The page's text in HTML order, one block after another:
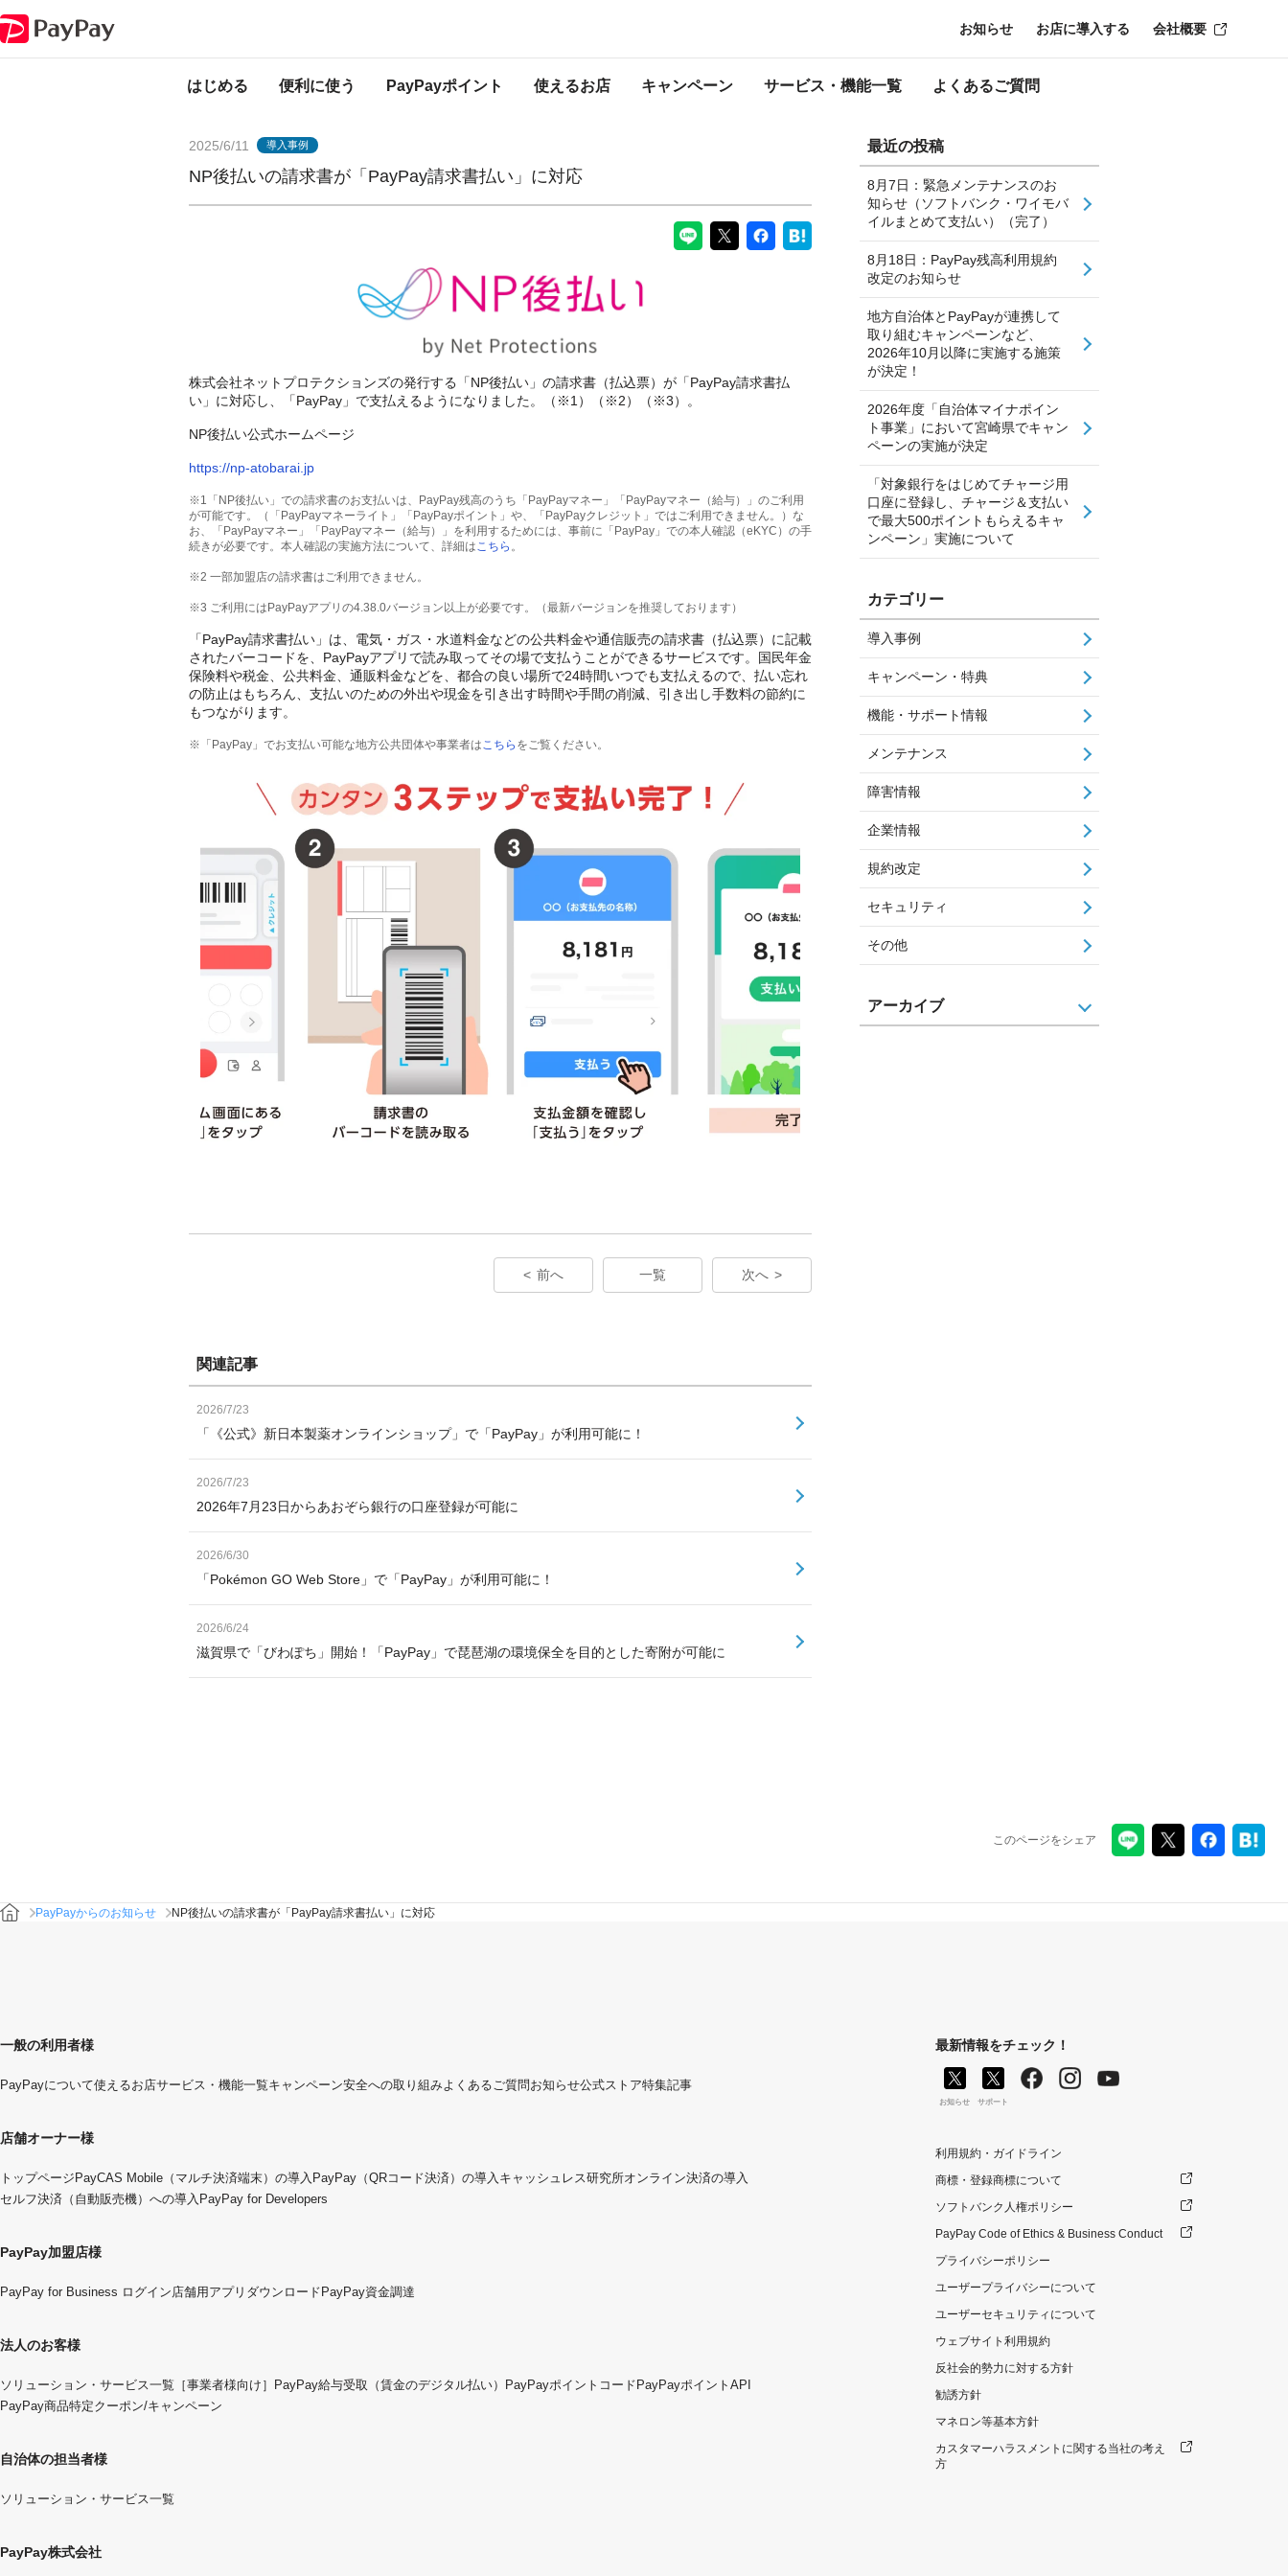
はじめる 便利に使う PayPayポイント 使えるお店 キャンペーン サービス・機能一覧 よくあるご質問
お知らせ お店に導入する 会社概要
PayPayからのお知らせ
2025/6/11 導入事例
NP後払いの請求書が「PayPay請求書払い」に対応
株式会社ネットプロテクションズの発行する「NP後払い」の請求書（払込票）が「PayPay請求書払
い」に対応し、「PayPay」で支払えるようになりました。（※1）（※2）（※3）。
NP後払い公式ホームページ
https://np-atobarai.jp
※1「NP後払い」での請求書のお支払いは、PayPay残高のうち「PayPayマネー」「PayPayマネー（給与）」のご利用
が可能です。（「PayPayマネーライト」「PayPayポイント」や、「PayPayクレジット」ではご利用できません。）な
お、「PayPayマネー」「PayPayマネー（給与）」を利用するためには、事前に「PayPay」での本人確認（eKYC）の手
続きが必要です。本人確認の実施方法について、詳細は こちら 。
※2 一部加盟店の請求書はご利用できません。
※3 ご利用にはPayPayアプリの4.38.0バージョン以上が必要です。（最新バージョンを推奨しております）
「PayPay請求書払い」は、電気・ガス・水道料金などの公共料金や通信販売の請求書（払込票）に記載
されたバーコードを、PayPayアプリで読み取ってその場で支払うことができるサービスです。国民年金
保険料や税金、公共料金、通販料金などを、都合の良い場所で24時間いつでも支払えるので、払い忘れ
の防止はもちろん、支払いのための外出や現金を引き出す時間や手間の削減、引き出し手数料の節約に
もつながります。
※「PayPay」でお支払い可能な地方公共団体や事業者は こちら をご覧ください。
前へ 一覧 次へ
関連記事
2026/7/23
「《公式》新日本製薬オンラインショップ」で「PayPay」が利用可能に！
2026/7/23
2026年7月23日からあおぞら銀行の口座登録が可能に
2026/6/30
「Pokémon GO Web Store」で「PayPay」が利用可能に！
2026/6/24
滋賀県で「びわぽち」開始！「PayPay」で琵琶湖の環境保全を目的とした寄附が可能に
最近の投稿
8月7日：緊急メンテナンスのお
知らせ（ソフトバンク・ワイモバ
イルまとめて支払い）（完了）
8月18日：PayPay残高利用規約
改定のお知らせ
地方自治体とPayPayが連携して
取り組むキャンペーンなど、
2026年10月以降に実施する施策
が決定！
2026年度「自治体マイナポイン
ト事業」において宮崎県でキャン
ペーンの実施が決定
「対象銀行をはじめてチャージ用
口座に登録し、チャージ＆支払い
で最大500ポイントもらえるキャ
ンペーン」実施について
カテゴリー
導入事例
キャンペーン・特典
機能・サポート情報
メンテナンス
障害情報
企業情報
規約改定
セキュリティ
その他
アーカイブ
このページをシェア
PayPayからのお知らせ NP後払いの請求書が「PayPay請求書払い」に対応
一般の利用者様
PayPayについて使えるお店サービス・機能一覧キャンペーン安全への取り組みよくあるご質問お知らせ公式ストア特集記事
店舗オーナー様
トップページ PayCAS Mobile（マルチ決済端末）の導入 PayPay（QRコード決済）の導入 キャッシュレス研究所オンライン決済の導入
セルフ決済（自動販売機）への導入 PayPay for Developers
PayPay加盟店様
PayPay for Business ログイン店舗用アプリダウンロード PayPay資金調達
法人のお客様
ソリューション・サービス一覧 ［事業者様向け］PayPay給与受取（賃金のデジタル払い） PayPayポイントコード PayPayポイントAPI
PayPay商品特定クーポン/キャンペーン
自治体の担当者様
ソリューション・サービス一覧
PayPay株式会社
最新情報をチェック！
お知らせ サポート
利用規約・ガイドライン
商標・登録商標について
ソフトバンク人権ポリシー
PayPay Code of Ethics & Business Conduct
プライバシーポリシー
ユーザープライバシーについて
ユーザーセキュリティについて
ウェブサイト利用規約
反社会的勢力に対する方針
勧誘方針
マネロン等基本方針
カスタマーハラスメントに関する当社の考え
方